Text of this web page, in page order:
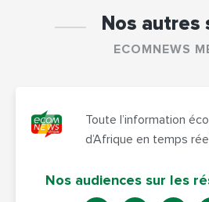
Nos autres
ECOMNEWS
Toute l’information
d’Afrique en temps réel
Nos audiences sur les